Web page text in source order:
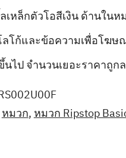
เหล็กตัวโอสีเงิน ด้านใน
โก้และข้อความเพื่อโฆ
นไป จำนวนเยอะราคาถู
หมวก,หมวก Ripstop